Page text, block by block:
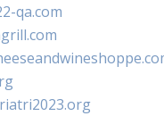
qa.com